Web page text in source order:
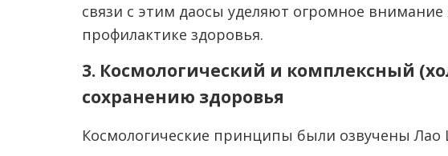
связи с этим даосы уделяют огромное
профилактике здоровья.
3. Космологический и комплексный
сохранению здоровья
Космологические принципы были озвучены